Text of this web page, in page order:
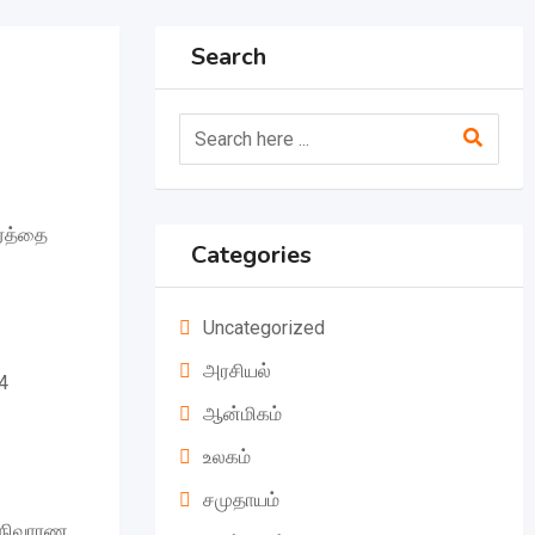
Search
Categories
Uncategorized
அரசியல்
ஆன்மிகம்
உலகம்
சமுதாயம்